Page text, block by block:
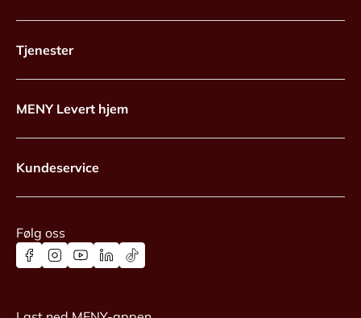
Tjenester
MENY Levert hjem
Kundeservice
Følg oss